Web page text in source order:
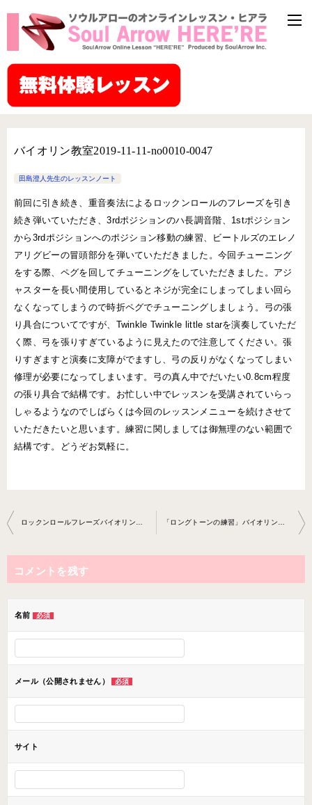
バイオリン教室2019-11-11-no0010-0047
田島澄人先生のレッスンノート
前回に引き続き、重音奏法によるロックンロールのフレーズを引き
続き弾いていただき、3rdポジションのハ長調音階、1stポジション
から3rdポジションへのポジション移動の練習、ビートルズのエレノ
アリグビーの冒頭部分を弾いていただきました。今回チューニング
をする際、ペグを回してチューニングをしていただきました。アジ
ャスターを長い間使用しているとネジが完全にしまってしまい回ら
なくなってしまうので時折ペグでチューニングしましょう。弓の張
り具合についてですが、Twinkle Twinkle little starを演奏していただ
く際、弓を張りすぎているように見えたので注意してください。張
りすぎますと演奏に支障がでますし、弓の反りがなくなってしまい
修理が必要になってしまいます。弓の真ん中でだいたい0.8cm程度
の張り具合で結構です。お忙しい中でレッスンを受講されていらっ
しゃるようなのでしばらくは今回のレッスンメニューを続けさせて
いただきたいと思います。練習に関しましては御無理のない範囲で
結構です。どうぞお気軽に。
投
稿
ナ
ビ
ョ
ン
ロックンロールフレーズバイオリン教室2019-11-04-no00 10-0047 「ロングトーンの練習」バイオリン教室2019-11-25-no0010-0047
コメントを残す
名前 必須
メール（公開されません） 必須
サイト